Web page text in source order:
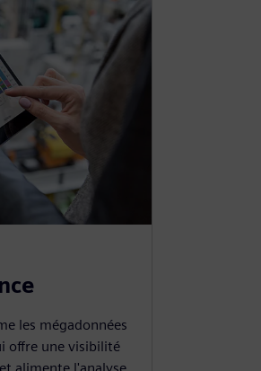
les mégadonnées
offre une visibilité